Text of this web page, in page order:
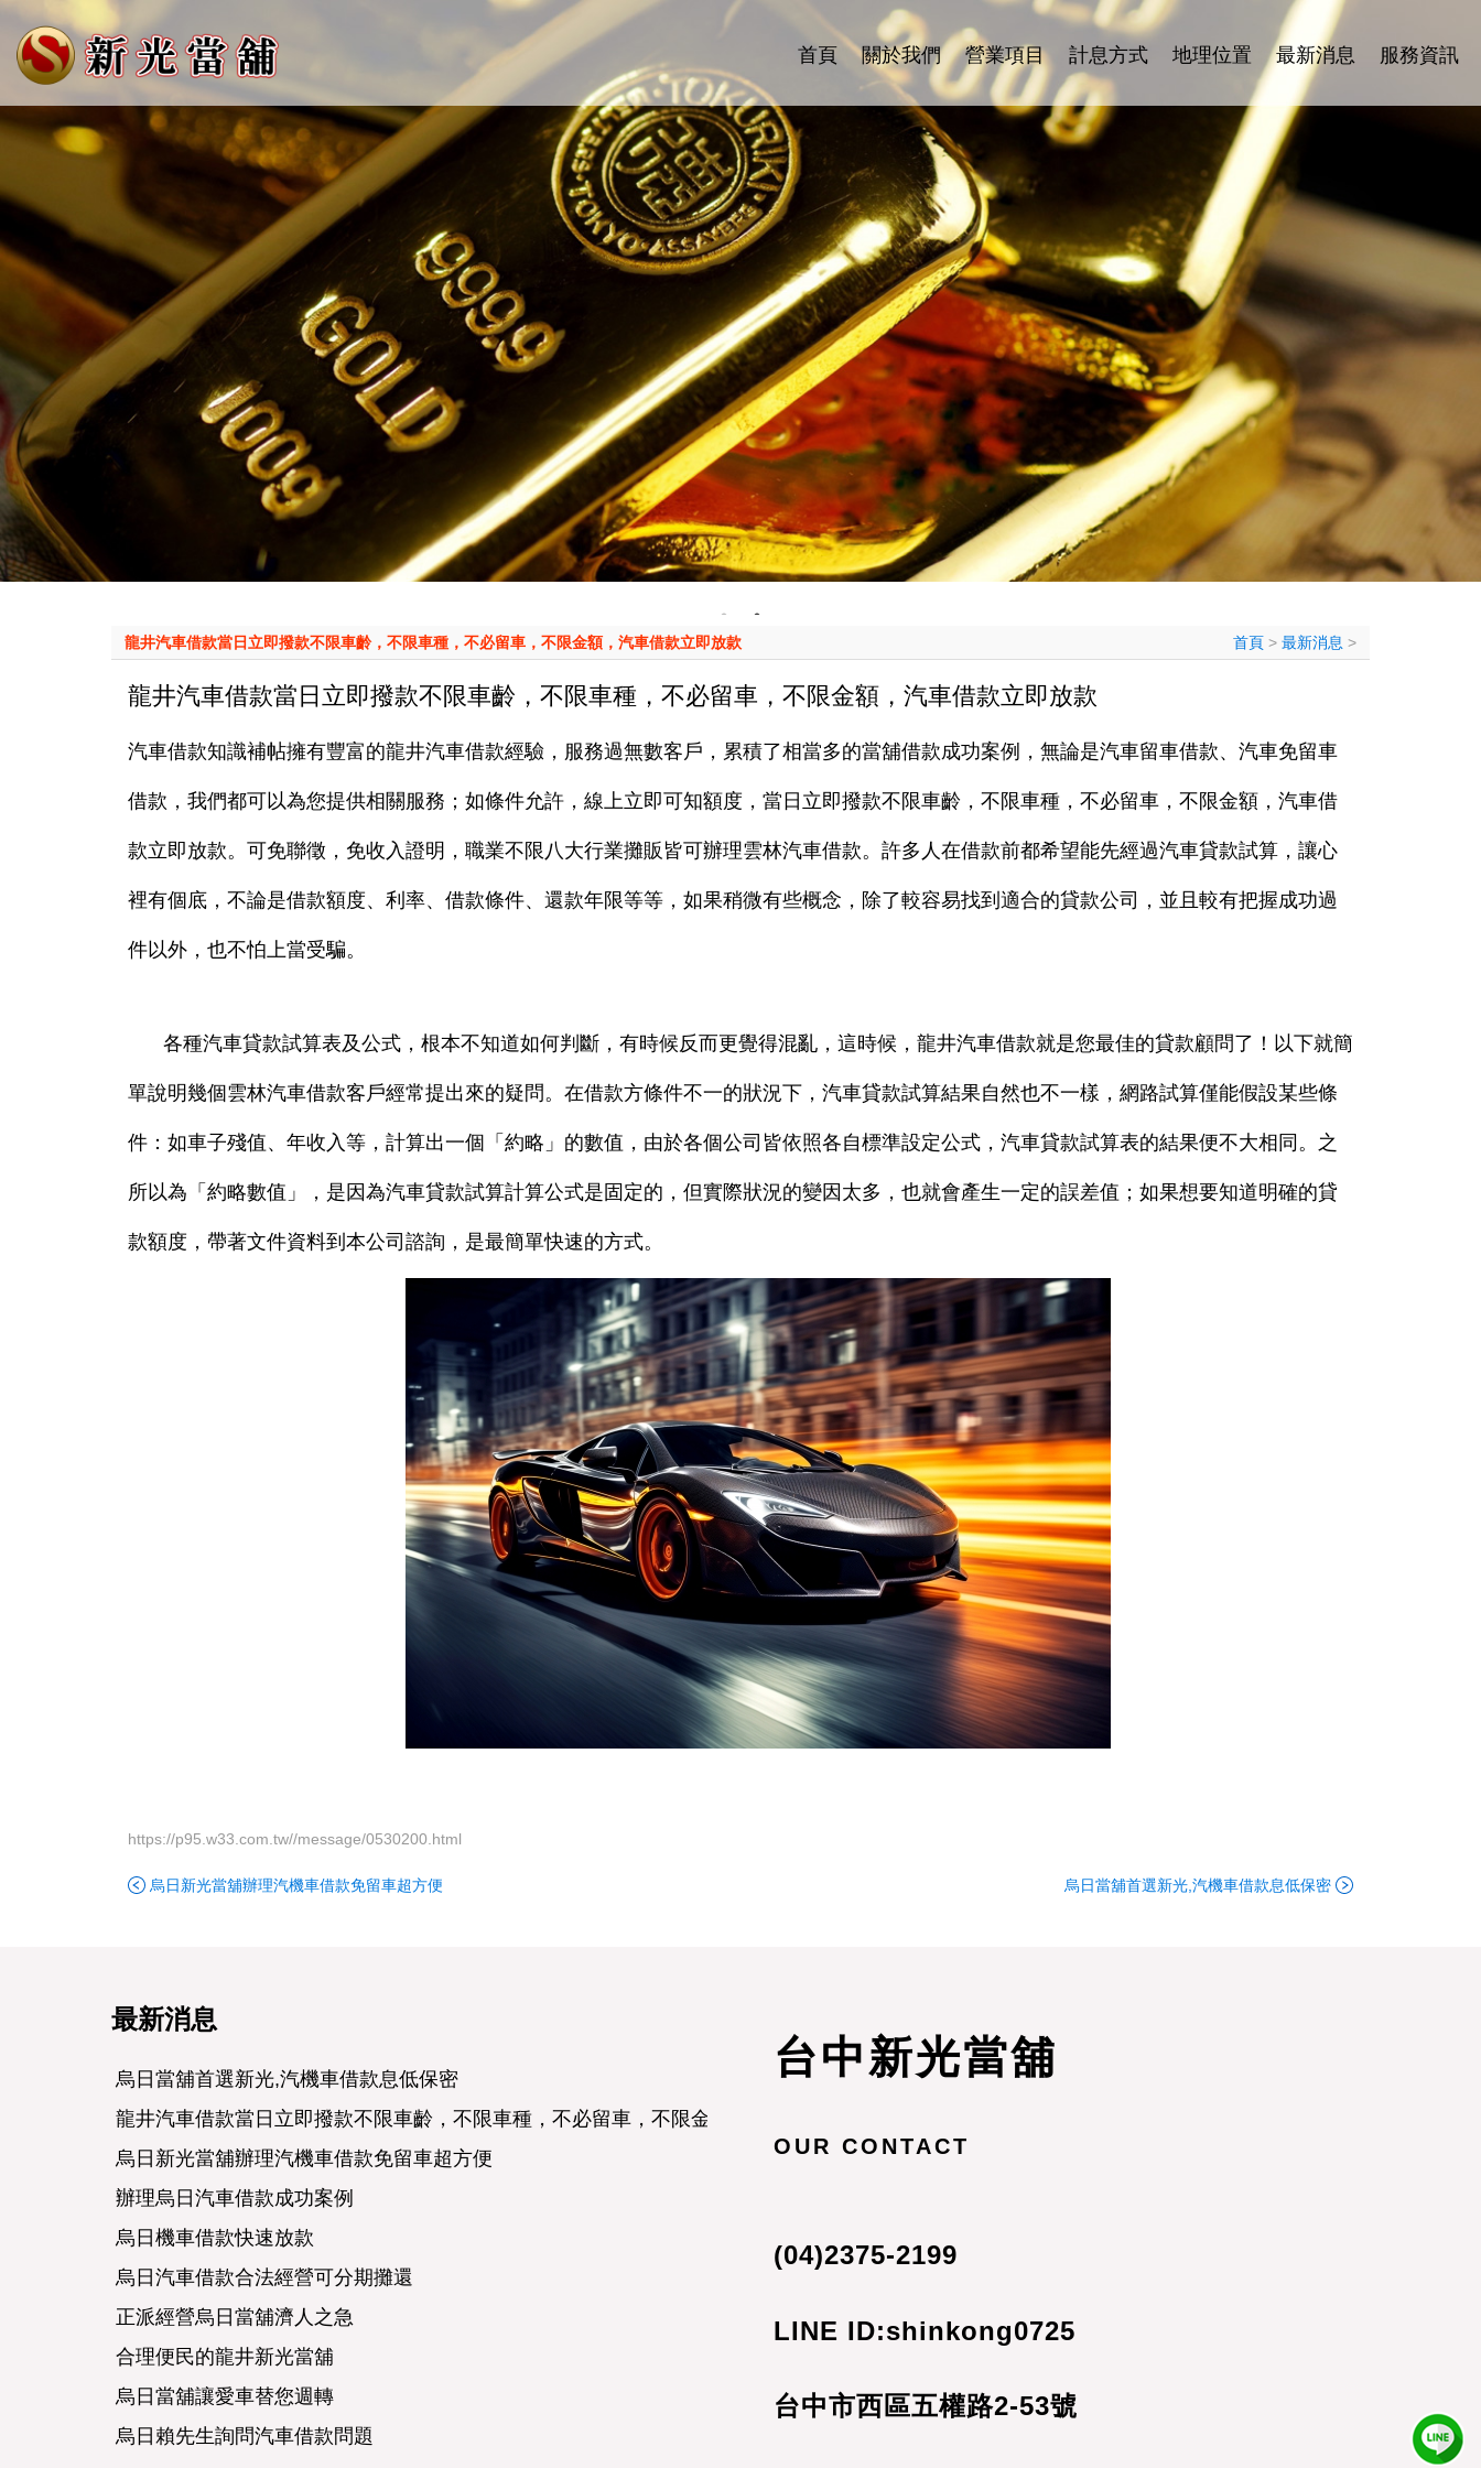
首頁 關於我們 營業項目 計息方式 地理位置 最新消息 服務資訊
龍井汽車借款當日立即撥款不限車齡，不限車種，不必留車，不限金額，汽車借款立即放款 首頁 >最新消息 >
龍井汽車借款當日立即撥款不限車齡，不限車種，不必留車，不限金額，汽車借款立即放款
汽車借款知識補帖擁有豐富的龍井汽車借款經驗，服務過無數客戶，累積了相當多的當舖借款成功案例，無論是汽車留車借款、汽車免留車
借款，我們都可以為您提供相關服務；如條件允許，線上立即可知額度，當日立即撥款不限車齡，不限車種，不必留車，不限金額，汽車借
款立即放款。可免聯徵，免收入證明，職業不限八大行業攤販皆可辦理雲林汽車借款。許多人在借款前都希望能先經過汽車貸款試算，讓心
裡有個底，不論是借款額度、利率、借款條件、還款年限等等，如果稍微有些概念，除了較容易找到適合的貸款公司，並且較有把握成功過
件以外，也不怕上當受騙。
各種汽車貸款試算表及公式，根本不知道如何判斷，有時候反而更覺得混亂，這時候，龍井汽車借款就是您最佳的貸款顧問了！以下就簡
單說明幾個雲林汽車借款客戶經常提出來的疑問。在借款方條件不一的狀況下，汽車貸款試算結果自然也不一樣，網路試算僅能假設某些條
件：如車子殘值、年收入等，計算出一個「約略」的數值，由於各個公司皆依照各自標準設定公式，汽車貸款試算表的結果便不大相同。之
所以為「約略數值」，是因為汽車貸款試算計算公式是固定的，但實際狀況的變因太多，也就會產生一定的誤差值；如果想要知道明確的貸
款額度，帶著文件資料到本公司諮詢，是最簡單快速的方式。
https://p95.w33.com.tw//message/0530200.html
烏日新光當舖辦理汽機車借款免留車超方便 烏日當舖首選新光,汽機車借款息低保密
最新消息
烏日當舖首選新光,汽機車借款息低保密
龍井汽車借款當日立即撥款不限車齡，不限車種，不必留車，不限金額，汽車借款立即放款
烏日新光當舖辦理汽機車借款免留車超方便
辦理烏日汽車借款成功案例
烏日機車借款快速放款
烏日汽車借款合法經營可分期攤還
正派經營烏日當舖濟人之急
合理便民的龍井新光當舖
烏日當舖讓愛車替您週轉
烏日賴先生詢問汽車借款問題
台中新光當舖
OUR CONTACT
(04)2375-2199
LINE ID:shinkong0725
台中市西區五權路2-53號